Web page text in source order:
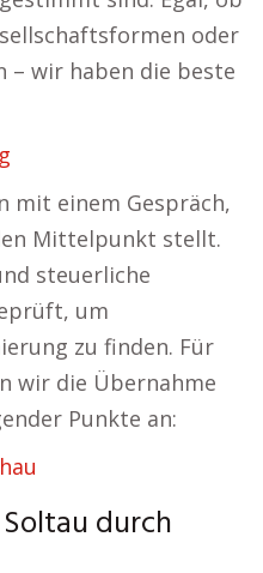
oder
wir haben die beste
mit einem Gespräch,
Mittelpunkt stellt.
steuerliche
um
zu finden. Für
wir die Übernahme
Punkte an:
durch